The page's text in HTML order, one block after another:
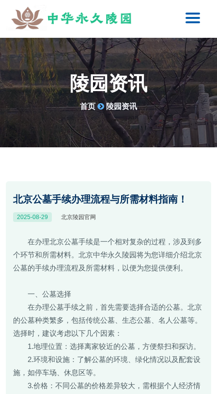
陵园资讯
首页 陵园资讯
北京公墓手续办理流程与所需材料指南！
2025-08-29 北京陵园官网
在办理北京公墓手续是一个相对复杂的过程，涉及到多
个环节和所需材料。北京中华永久陵园将为您详细介绍北京
公墓的手续办理流程及所需材料，以便为您提供便利。
一、公墓选择
在办理公墓手续之前，首先需要选择合适的公墓。北京
的公墓种类繁多，包括传统公墓、生态公墓、名人公墓等。
选择时，建议考虑以下几个因素：
1.地理位置：选择离家较近的公墓，方便祭扫和探访。
2.环境和设施：了解公墓的环境、绿化情况以及配套设
施，如停车场、休息区等。
3.价格：不同公墓的价格差异较大，需根据个人经济情